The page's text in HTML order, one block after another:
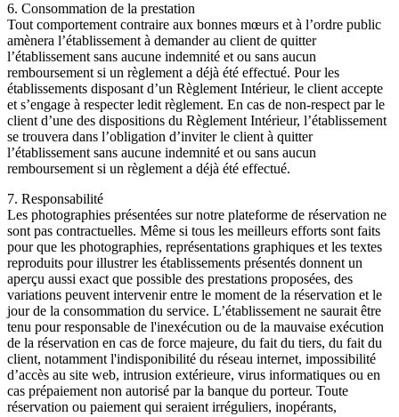
6. Consommation de la prestation
Tout comportement contraire aux bonnes mœurs et à l’ordre public
amènera l’établissement à demander au client de quitter
l’établissement sans aucune indemnité et ou sans aucun
remboursement si un règlement a déjà été effectué. Pour les
établissements disposant d’un Règlement Intérieur, le client accepte
et s’engage à respecter ledit règlement. En cas de non-respect par le
client d’une des dispositions du Règlement Intérieur, l’établissement
se trouvera dans l’obligation d’inviter le client à quitter
l’établissement sans aucune indemnité et ou sans aucun
remboursement si un règlement a déjà été effectué.
7. Responsabilité
Les photographies présentées sur notre plateforme de réservation ne
sont pas contractuelles. Même si tous les meilleurs efforts sont faits
pour que les photographies, représentations graphiques et les textes
reproduits pour illustrer les établissements présentés donnent un
aperçu aussi exact que possible des prestations proposées, des
variations peuvent intervenir entre le moment de la réservation et le
jour de la consommation du service. L’établissement ne saurait être
tenu pour responsable de l'inexécution ou de la mauvaise exécution
de la réservation en cas de force majeure, du fait du tiers, du fait du
client, notamment l'indisponibilité du réseau internet, impossibilité
d’accès au site web, intrusion extérieure, virus informatiques ou en
cas prépaiement non autorisé par la banque du porteur. Toute
réservation ou paiement qui seraient irréguliers, inopérants,